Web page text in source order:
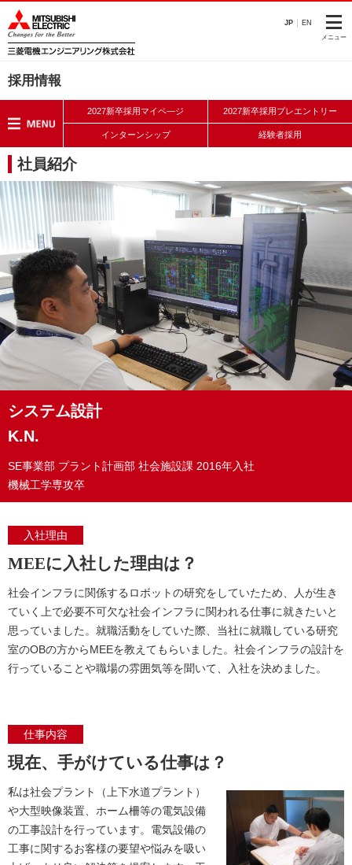
JP EN
メニュー
採用情報
2027新卒採用マイペ―ジ 2027新卒採用プレエントリー
インターンシップ 経験者採用
社員紹介
システム設計
K.N.
SE事業部 プラント計画部 社会施設課 2016年入社
機械工学専攻卒
入社理由
MEEに入社した理由は？
社会インフラに関係するロボットの研究をしていたため、人が生き
ていく上で必要不可欠な社会インフラに関われる仕事に就きたいと
思っていました。就職活動をしていた際、当社に就職している研究
室のOBの方からMEEを教えてもらいました。社会インフラの設計を
行っていることや職場の雰囲気等を聞いて、入社を決めました。
仕事内容
現在、手がけている仕事は？
私は社会プラント（上下水道プラント）
や大型映像装置、ホーム柵等の電気設備
の工事設計を行っています。電気設備の
工事に関するお客様の要望や悩みを吸い